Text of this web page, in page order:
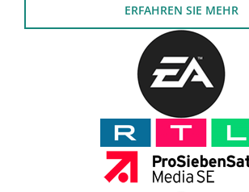
ERFAHREN SIE MEHR